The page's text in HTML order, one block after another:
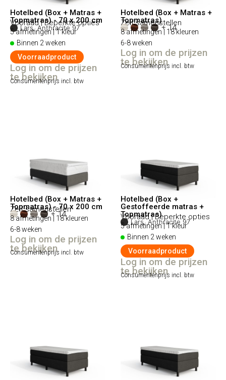
Hotelbed (Box + Matras +
Topmatras) - 70 x 200 cm
Vooraad | Beperkte opties
Lars, Anthracite 97
5 afmetingen | 1 kleur
Binnen 2 weken
Voorraadproduct
Log in om de prijzen
te bekijken
Consumentenprijs incl. btw
Hotelbed (Box + Matras +
Topmatras)
Zelf samenstellen
+ 14
8 afmetingen | 18 kleuren
6-8 weken
Log in om de prijzen
te bekijken
Consumentenprijs incl. btw
Hotelbed (Box + Matras +
Topmatras) - 70 x 200 cm
Zelf samenstellen
+ 14
8 afmetingen | 18 kleuren
6-8 weken
Log in om de prijzen
te bekijken
Consumentenprijs incl. btw
Hotelbed (Box +
Gestoffeerde matras +
Topmatras)
Vooraad | Beperkte opties
Lars, Anthracite 97
5 afmetingen | 1 kleur
Binnen 2 weken
Voorraadproduct
Log in om de prijzen
te bekijken
Consumentenprijs incl. btw